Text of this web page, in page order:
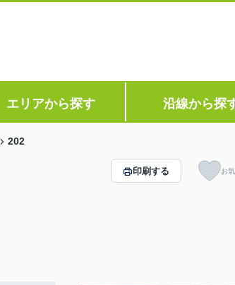
エリアから探す 沿線から探
202
印刷する お